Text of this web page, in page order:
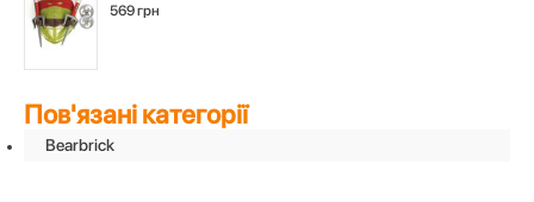
569 грн
Пов'язані категорії
Bearbrick